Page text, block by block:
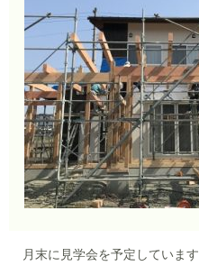
月末に見学会を予定しています